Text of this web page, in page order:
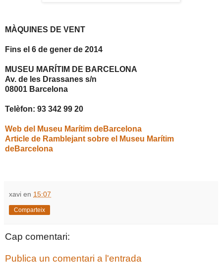
MÀQUINES DE VENT
Fins el 6 de gener de 2014
MUSEU MARÍTIM DE BARCELONA
Av. de les Drassanes s/n
08001 Barcelona
Telèfon: 93 342 99 20
Web del Museu Marítim deBarcelona
Article de Ramblejant sobre el Museu Marítim
deBarcelona
xavi en 15:07
Comparteix
Cap comentari:
Publica un comentari a l'entrada